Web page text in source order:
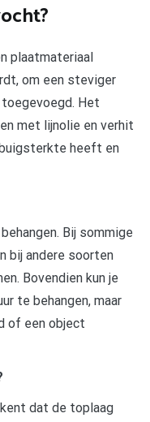
plaatmateriaal
om een steviger
Het
met lijnolie en verhit
heeft en
Bij sommige
bij andere soorten
Bovendien kun je
te behangen, maar
of een object
dat de toplaag